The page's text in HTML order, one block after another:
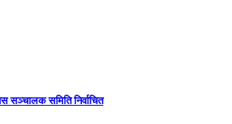
सञ्चालक समिति निर्वाचित